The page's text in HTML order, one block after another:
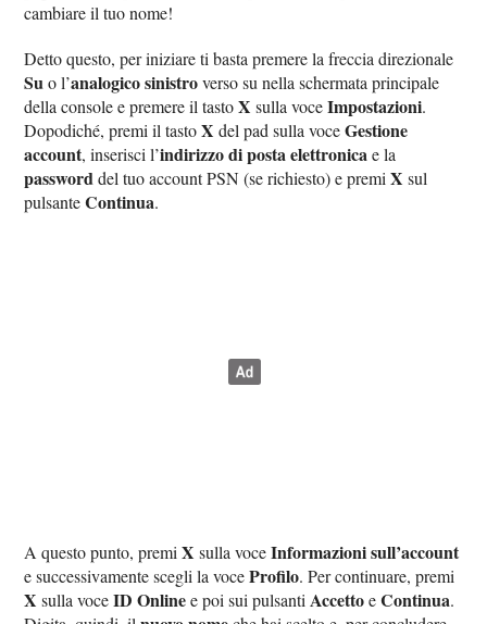
cambiare il tuo nome!
Detto questo, per iniziare ti basta premere la freccia direzionale
Suo l’analogico sinistroverso su nella schermata principale
della console e premere il tastoX sulla voceImpostazioni.
Dopodiché, premi il tastoX del pad sulla voceGestione
account, inserisci l’indirizzo di posta elettronicae la
passworddel tuo account PSN (se richiesto) e premiX sul
pulsanteContinua.
A questo punto, premiX sulla voceInformazioni sull’account
e successivamente scegli la voceProfilo. Per continuare, premi
X sulla voceID Onlinee poi sui pulsantiAccettoeContinua.